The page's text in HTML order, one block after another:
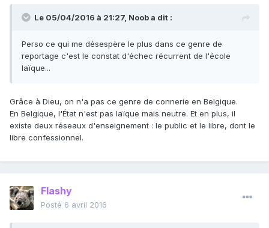
Le 05/04/2016 à 21:27, Noob a dit :
Perso ce qui me désespère le plus dans ce genre de
reportage c'est le constat d'échec récurrent de l'école
laïque...
Grâce à Dieu, on n'a pas ce genre de connerie en Belgique.
En Belgique, l'État n'est pas laïque mais neutre. Et en plus, il
existe deux réseaux d'enseignement : le public et le libre, dont le
libre confessionnel.
Flashy
Posté 6 avril 2016